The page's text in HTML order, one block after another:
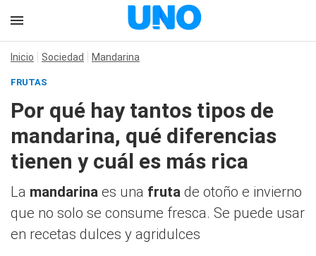
Inicio Sociedad Mandarina
FRUTAS
Por qué hay tantos tipos de
mandarina, qué diferencias
tienen y cuál es más rica
La mandarina es una fruta de otoño e invierno
que no solo se consume fresca. Se puede usar
en recetas dulces y agridulces